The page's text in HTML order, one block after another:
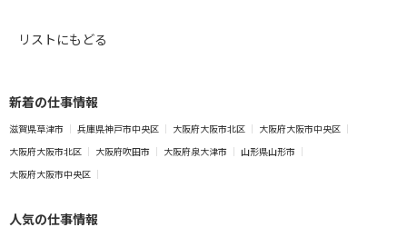
リストにもどる
新着の仕事情報
滋賀県草津市 兵庫県神戸市中央区 大阪府大阪市北区
大阪府大阪市中央区
大阪府大阪市北区
大阪府吹田市 大阪府泉大津市
山形県山形市
大阪府大阪市中央区
人気の仕事情報